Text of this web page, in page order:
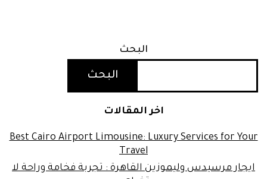
البحث
البحث
اخر المقالات
Best Cairo Airport Limousine: Luxury Services for Your
Travel
ايجار مرسيدس وليموزين القاهرة : تجربة فخامة وراحة لا